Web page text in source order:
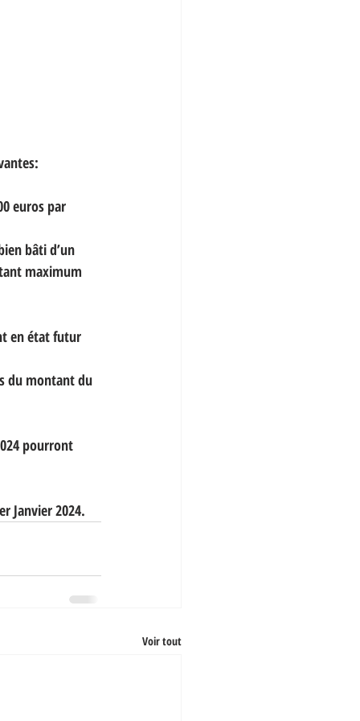
euros par
bâti d’un
maximum
en état futur
du montant du
pourront
Janvier 2024.
Voir tout